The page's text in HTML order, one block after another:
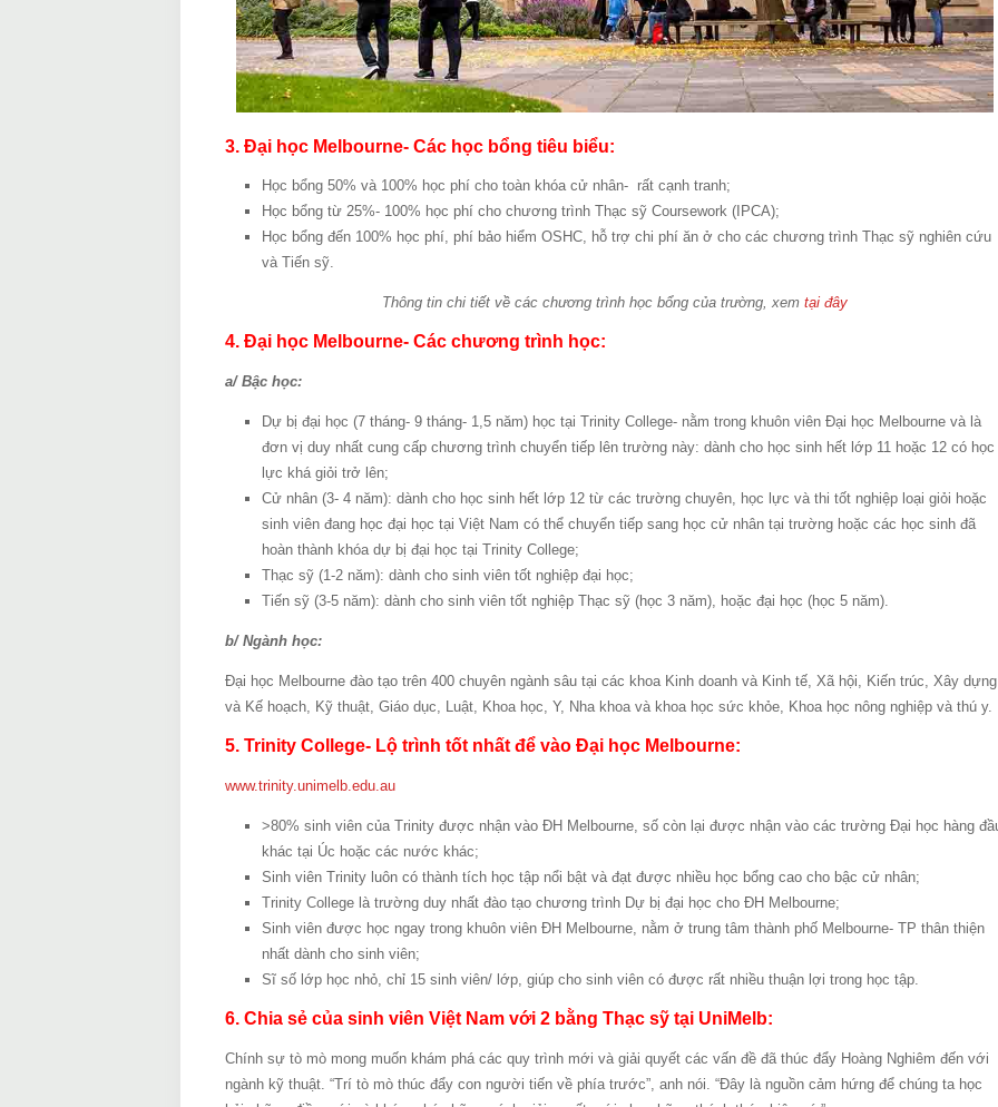
3. Đại học Melbourne- Các học bổng tiêu biểu:
Học bổng 50% và 100% học phí cho toàn khóa cử nhân- rất cạnh tranh;
Học bổng từ 25%- 100% học phí cho chương trình Thạc sỹ Coursework (IPCA);
Học bổng đến 100% học phí, phí bảo hiểm OSHC, hỗ trợ chi phí ăn ở cho các chương trình Thạc sỹ nghiên cứu
và Tiến sỹ.
Thông tin chi tiết về các chương trình học bổng của trường, xem tại đây
4. Đại học Melbourne- Các chương trình học:
a/ Bậc học:
Dự bị đại học (7 tháng- 9 tháng- 1,5 năm) học tại Trinity College- nằm trong khuôn viên Đại học Melbourne và là
đơn vị duy nhất cung cấp chương trình chuyển tiếp lên trường này: dành cho học sinh hết lớp 11 hoặc 12 có học
lực khá giỏi trở lên;
Cử nhân (3- 4 năm): dành cho học sinh hết lớp 12 từ các trường chuyên, học lực và thi tốt nghiệp loại giỏi hoặc
sinh viên đang học đại học tại Việt Nam có thể chuyển tiếp sang học cử nhân tại trường hoặc các học sinh đã
hoàn thành khóa dự bị đại học tại Trinity College;
Thạc sỹ (1-2 năm): dành cho sinh viên tốt nghiệp đại học;
Tiến sỹ (3-5 năm): dành cho sinh viên tốt nghiệp Thạc sỹ (học 3 năm), hoặc đại học (học 5 năm).
b/ Ngành học:
Đại học Melbourne đào tạo trên 400 chuyên ngành sâu tại các khoa Kinh doanh và Kinh tế, Xã hội, Kiến trúc, Xây dựng
và Kế hoạch, Kỹ thuật, Giáo dục, Luật, Khoa học, Y, Nha khoa và khoa học sức khỏe, Khoa học nông nghiệp và thú y.
5. Trinity College- Lộ trình tốt nhất để vào Đại học Melbourne:
www.trinity.unimelb.edu.au
>80% sinh viên của Trinity được nhận vào ĐH Melbourne, số còn lại được nhận vào các trường Đại học hàng
khác tại Úc hoặc các nước khác;
Sinh viên Trinity luôn có thành tích học tập nổi bật và đạt được nhiều học bổng cao cho bậc cử nhân;
Trinity College là trường duy nhất đào tạo chương trình Dự bị đại học cho ĐH Melbourne;
Sinh viên được học ngay trong khuôn viên ĐH Melbourne, nằm ở trung tâm thành phố Melbourne- TP thân thiện
nhất dành cho sinh viên;
Sĩ số lớp học nhỏ, chỉ 15 sinh viên/ lớp, giúp cho sinh viên có được rất nhiều thuận lợi trong học tập.
6. Chia sẻ của sinh viên Việt Nam với 2 bằng Thạc sỹ tại UniMelb:
Chính sự tò mò mong muốn khám phá các quy trình mới và giải quyết các vấn đề đã thúc đẩy Hoàng Nghiêm đến với
ngành kỹ thuật. “Trí tò mò thúc đẩy con người tiến về phía trước”, anh nói. “Đây là nguồn cảm hứng để chúng ta học